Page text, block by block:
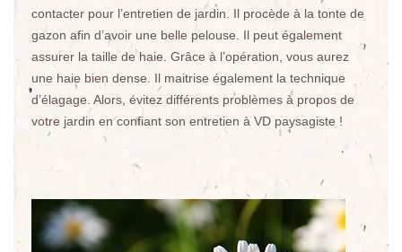
contacter pour l’entretien de jardin. Il procède à la tonte de
gazon afin d’avoir une belle pelouse. Il peut également
assurer la taille de haie. Grâce à l’opération, vous aurez
une haie bien dense. Il maitrise également la technique
d’élagage. Alors, évitez différents problèmes à propos de
votre jardin en confiant son entretien à VD paysagiste !